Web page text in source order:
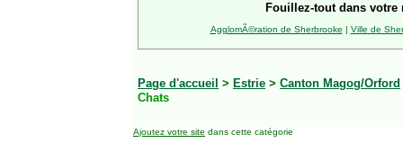
Fouillez-tout dans votre
AgglomÃ©ration de Sherbrooke | Ville de
Page d'accueil > Estrie > Canton Magog/Orford
Chats
Ajoutez votre site dans cette catégorie